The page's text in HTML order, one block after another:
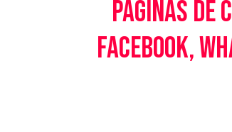
páginas de
Facebook,